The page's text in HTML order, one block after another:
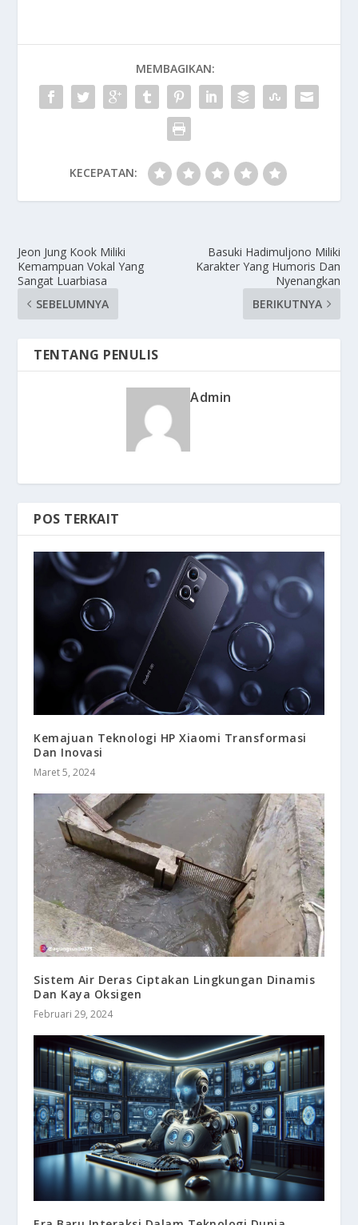
MEMBAGIKAN:
KECEPATAN:
Jeon Jung Kook Miliki
Kemampuan Vokal Yang
Sangat Luarbiasa
SEBELUMNYA
Basuki Hadimuljono Miliki
Karakter Yang Humoris Dan
Nyenangkan
BERIKUTNYA
TENTANG PENULIS
Admin
POS TERKAIT
Kemajuan Teknologi HP Xiaomi Transformasi
Dan Inovasi
Maret 5, 2024
Sistem Air Deras Ciptakan Lingkungan Dinamis
Dan Kaya Oksigen
Februari 29, 2024